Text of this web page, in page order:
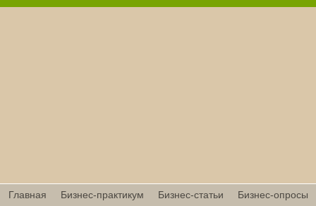
Главная Бизнес-практикум Бизнес-статьи
Бизнес-опросы